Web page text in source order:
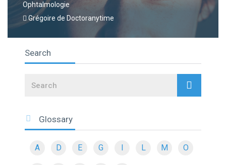
Ophtalmologie
Grégoire de Doctoranytime
Search
Search
Glossary
A D E G L M O